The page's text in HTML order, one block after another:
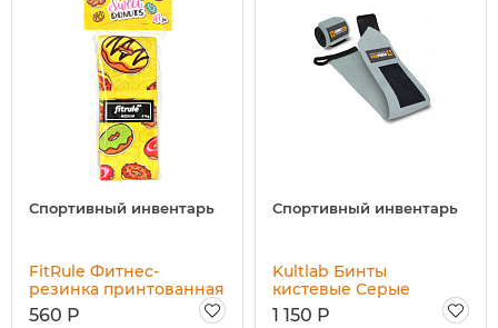
Спортивный инвентарь
FitRule Фитнес-
резинка принтованная
тканевая (пончик, 41 кг)
560 Р
Спортивный инвентарь
Kultlab Бинты
кистевые Серые
(мягкие), 53 см
1 150 Р